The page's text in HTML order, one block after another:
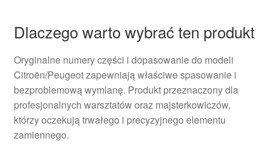
Dlaczego warto wybrać ten produkt
Oryginalne numery części i dopasowanie do modeli
Citroën/Peugeot zapewniają właściwe spasowanie i
bezproblemową wymianę. Produkt przeznaczony dla
profesjonalnych warsztatów oraz majsterkowiczów,
którzy oczekują trwałego i precyzyjnego elementu
zamiennego.